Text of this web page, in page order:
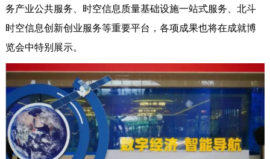
务产业公共服务、时空信息质量基础设施一站式服务、北斗
时空信息创新创业服务等重要平台，各项成果也将在成就博
览会中特别展示。